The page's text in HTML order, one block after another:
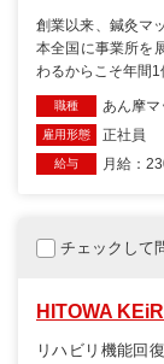
創業以来、鍼灸マ
本全国に事業所を
わるからこそ年間1
職種 あん摩マ
雇用形態 正社員
給与 月給：
チェックして
HITOWA
リハビリ機能回